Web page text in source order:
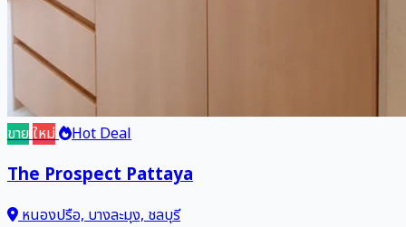
ขายใหม่ Hot Deal
The Prospect Pattaya
หนองปรือ, บางละมุง, ชลบุรี